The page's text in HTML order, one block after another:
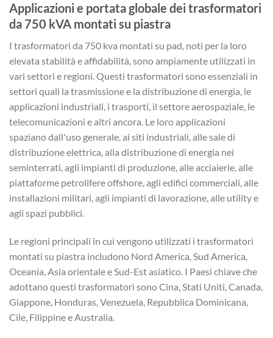
Applicazioni e portata globale dei trasformatori
da 750 kVA montati su piastra
I trasformatori da 750 kva montati su pad, noti per la loro
elevata stabilità e affidabilità, sono ampiamente utilizzati in
vari settori e regioni. Questi trasformatori sono essenziali in
settori quali la trasmissione e la distribuzione di energia, le
applicazioni industriali, i trasporti, il settore aerospaziale, le
telecomunicazioni e altri ancora. Le loro applicazioni
spaziano dall'uso generale, ai siti industriali, alle sale di
distribuzione elettrica, alla distribuzione di energia nei
seminterrati, agli impianti di produzione, alle acciaierie, alle
piattaforme petrolifere offshore, agli edifici commerciali, alle
installazioni militari, agli impianti di lavorazione, alle utility e
agli spazi pubblici.
Le regioni principali in cui vengono utilizzati i trasformatori
montati su piastra includono Nord America, Sud America,
Oceania, Asia orientale e Sud-Est asiatico. I Paesi chiave che
adottano questi trasformatori sono Cina, Stati Uniti, Canada,
Giappone, Honduras, Venezuela, Repubblica Dominicana,
Cile, Filippine e Australia.